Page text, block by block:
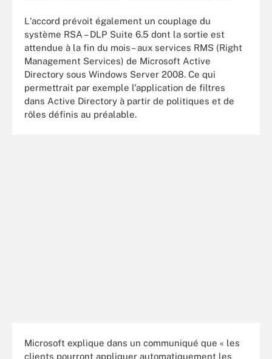
L'accord prévoit également un couplage du
système RSA – DLP Suite 6.5 dont la sortie est
attendue à la fin du mois– aux services RMS (Right
Management Services) de Microsoft Active
Directory sous Windows Server 2008. Ce qui
permettrait par exemple l'application de filtres
dans Active Directory à partir de politiques et de
rôles définis au préalable.
Microsoft explique dans un communiqué que « les
clients pourront appliquer automatiquement les